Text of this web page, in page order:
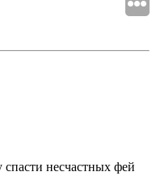
несчастных фей